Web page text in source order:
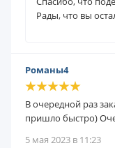
Рады, что вы
Романы4
В очередной раз
пришло быстро)
5 мая 2023 в 11:23